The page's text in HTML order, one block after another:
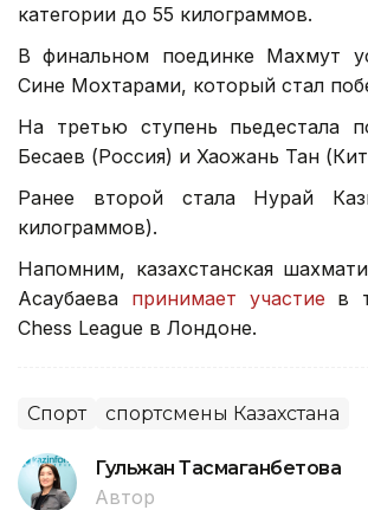
категории до 55 килограммов.
В финальном поединке Махмут
Сине Мохтарами, который стал
На третью ступень пьедестала
Бесаев (Россия) и Хаожань Тан
Ранее второй стала Нурай
килограммов).
Напомним, казахстанская
Асаубаева принимает участие в
Chess League в Лондоне.
Спорт спортсмены Казахстана
Гульжан Тасмаганбетова
Автор